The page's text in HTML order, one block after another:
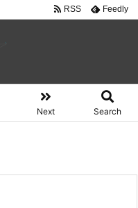
Next Search
RSS Feedly